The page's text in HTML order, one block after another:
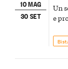
10 MAG
30 SET
Un
e